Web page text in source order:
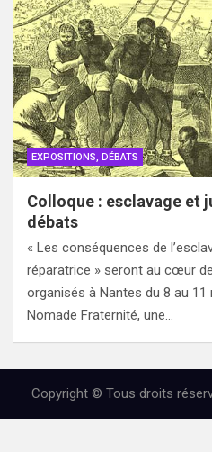
EXPOSITIONS, DÉBATS
Colloque : esclavage et
débats
« Les conséquences de
réparatrice » seront au cœur
organisés à Nantes du 8 au 11
Nomade Fraternité, une…
Copyright © Tous droits